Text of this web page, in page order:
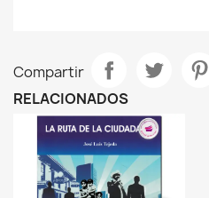
Compartir
RELACIONADOS